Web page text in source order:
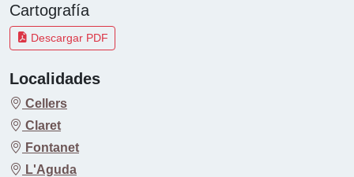
Cartografía
Descargar PDF
Localidades
Cellers
Claret
Fontanet
L'Aguda